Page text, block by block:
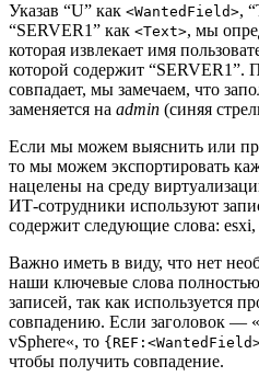
Указав “U” как <WantedField>,
“SERVER1” как <Text>, мы
которая извлекает имя
которой содержит “SERVER1”.
совпадает, мы замечаем, что
заменяется на admin (синяя
Если мы можем выяснить или
то мы можем экспортировать
нацелены на среду
ИТ-сотрудники используют
содержит следующие слова:
Важно иметь в виду, что нет
наши ключевые слова
записей, так как используется
совпадению. Если заголовок —
vSphere«, то
чтобы получить совпадение.